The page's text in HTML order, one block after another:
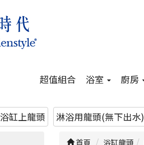
超值組合 浴室 廚房
浴缸上龍頭 淋浴用龍頭(無下出水)
首頁 浴缸龍頭